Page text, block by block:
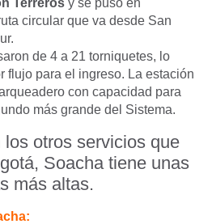
circular que va desde San
de 4 a 21 torniquetes, lo
flujo para el ingreso. La estación
con capacidad para
más grande del Sistema.
otros servicios que
Soacha tiene unas
más altas.